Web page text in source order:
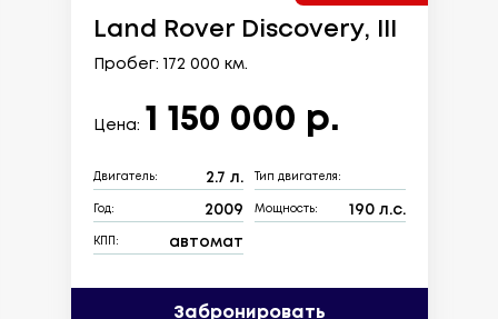
Land Rover Discovery, III
Пробег: 172 000 км.
Цена: 1 150 000 р.
Двигатель: 2.7 л. Тип двигателя:
Год: 2009 Мощность: 190 л.с.
КПП: автомат
Забронировать